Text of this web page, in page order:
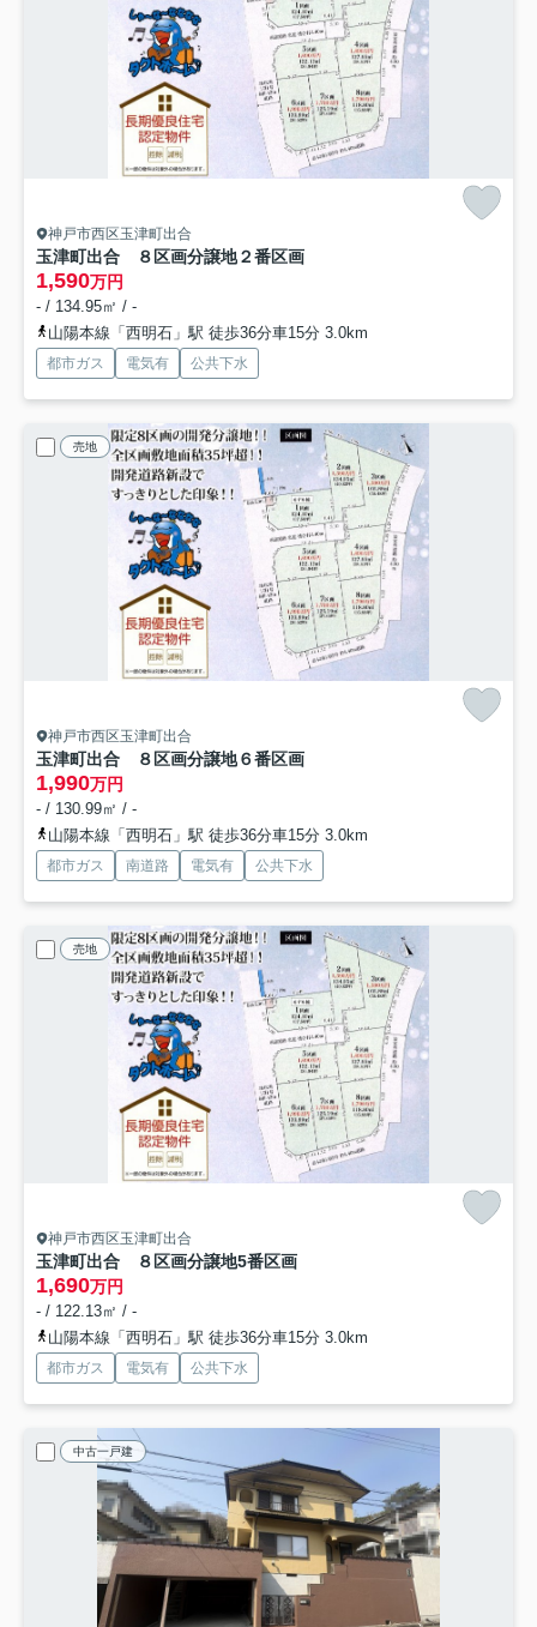
神戸市西区玉津町出合
玉津町出合 ８区画分譲地２番区画
1,590万円
- / 134.95㎡ / -
山陽本線「西明石」駅 徒歩36分車15分 3.0km
都市ガス 電気有 公共下水
売地
神戸市西区玉津町出合
玉津町出合 ８区画分譲地６番区画
1,990万円
- / 130.99㎡ / -
山陽本線「西明石」駅 徒歩36分車15分 3.0km
都市ガス 南道路 電気有 公共下水
売地
神戸市西区玉津町出合
玉津町出合 ８区画分譲地5番区画
1,690万円
- / 122.13㎡ / -
山陽本線「西明石」駅 徒歩36分車15分 3.0km
都市ガス 電気有 公共下水
中古一戸建